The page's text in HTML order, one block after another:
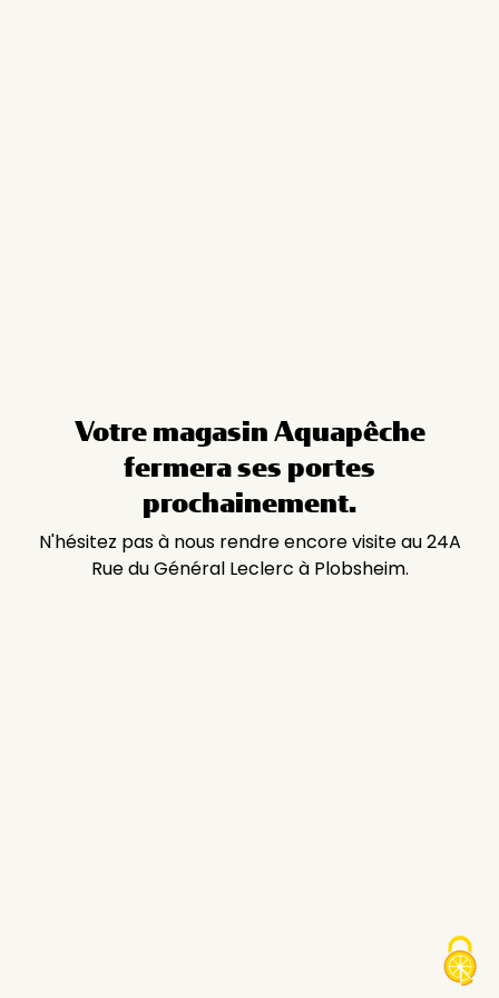
Votre magasin Aquapêche
fermera ses portes
prochainement.
N'hésitez pas à nous rendre encore visite au 24A
Rue du Général Leclerc à Plobsheim.